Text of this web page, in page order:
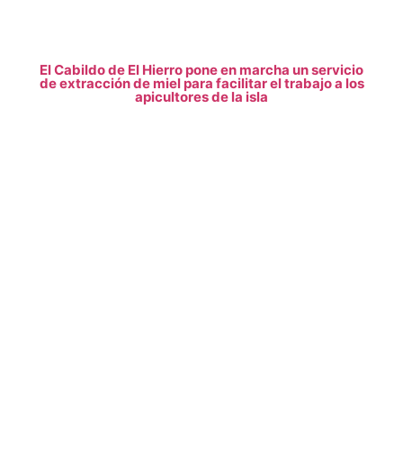
El Cabildo de El Hierro pone en marcha un servicio
de extracción de miel para facilitar el trabajo a los
apicultores de la isla